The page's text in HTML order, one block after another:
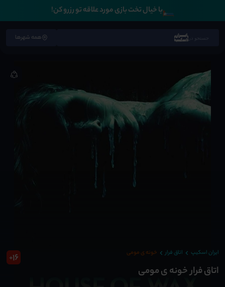
🛏️با خیال تخت بازی مورد علاقه تو رزرو کن!
همه شهرها
ایران اسکیپ اتاق فرار خونه ی مومی
اتاق فرار خونه ی مومی
16
+